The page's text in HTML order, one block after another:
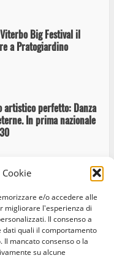
Cookie
e/o accedere alle
migliorare l'esperienza di
Il consenso a
dati quali il comportamento
Il mancato consenso o la
su alcune
Big Festival il
a Pratogiardino
artistico perfetto: Danza
In prima nazionale
Lettera ad Eduardo